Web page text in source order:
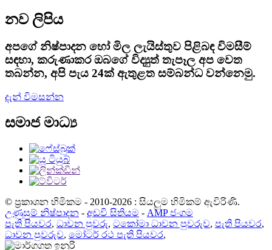
නව ලිපිය
අපගේ නිෂ්පාදන හෝ මිල ලැයිස්තුව පිළිබඳ විමසීම්
සඳහා, කරුණාකර ඔබගේ විද්‍යුත් තැපෑල අප වෙත
තබන්න, අපි පැය 24ක් ඇතුළත සම්බන්ධ වන්නෙමු.
දැන් විමසන්න
සමාජ මාධ්‍ය
© ප්‍රකාශන හිමිකම - 2010-2026 : සියලුම හිමිකම් ඇවිරිණි.
උණුසුම් නිෂ්පාදන - අඩවි සිතියම - AMP ජංගම
පැති පියවර, ධාවන පුවරු, ටකෝමා ධාවන පුවරුව, පැති පියවර,
ධාවන පුවරුව, මෝටර් රථ පැති පියවර,